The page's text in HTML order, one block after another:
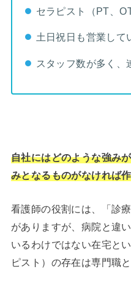
セラピスト（PT、
土日祝日も営業して
スタッフ数が多く
自社にはどのような強み
みとなるものがなければ
看護師の役割には、「診
がありますが、病院と違
いるわけではない在宅と
ピスト）の存在は専門職